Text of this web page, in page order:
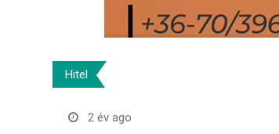
Hitel
2 év ago